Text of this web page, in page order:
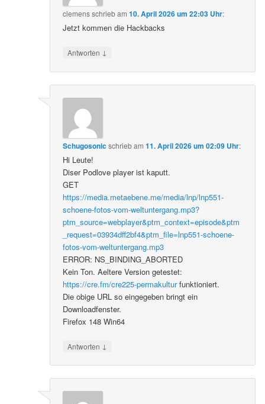
clemensschriebam10. April 2026 um 22:03 Uhr:
Jetzt kommen die Hackbacks
Antworten ↓
Schugosonicschriebam11. April 2026 um 02:09 Uhr:
Hi Leute!
Diser Podlove player ist kaputt.
GET
https://media.metaebene.me/media/lnp/lnp551-
schoene-fotos-vom-weltuntergang.mp3?
ptm_source=webplayer&ptm_context=episode&ptm
_request=03934dff2bf4&ptm_file=lnp551-schoene-
fotos-vom-weltuntergang.mp3
ERROR: NS_BINDING_ABORTED
Kein Ton. Aeltere Version getestet:
https://cre.fm/cre225-permakulturfunktioniert.
Die obige URL so eingegeben bringt ein
Downloadfenster.
Firefox 148 Win64
Antworten ↓